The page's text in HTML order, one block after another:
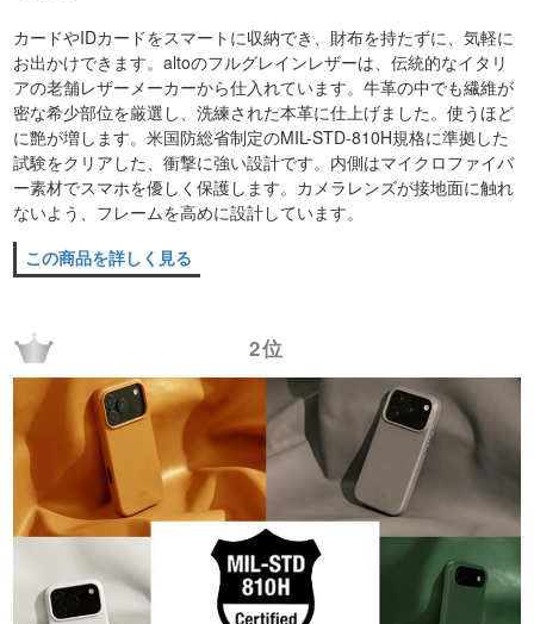
カードやIDカードをスマートに収納でき、財布を持たずに、気軽に
お出かけできます。altoのフルグレインレザーは、伝統的なイタリ
アの老舗レザーメーカーから仕入れています。牛革の中でも繊維が
密な希少部位を厳選し、洗練された本革に仕上げました。使うほど
に艶が増します。米国防総省制定のMIL-STD-810H規格に準拠した
試験をクリアした、衝撃に強い設計です。内側はマイクロファイバ
ー素材でスマホを優しく保護します。カメラレンズが接地面に触れ
ないよう、フレームを高めに設計しています。
この商品を詳しく見る
2位